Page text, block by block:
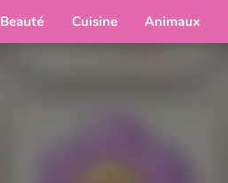
Beauté Cuisine Animaux